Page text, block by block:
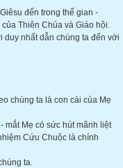
đến trong thế gian -
Thiên Chúa và Giáo hội.
duy nhất dẫn chúng ta đến với
chúng ta là con cái của Mẹ
mắt Mẹ có sức hút mãnh liệt
Cứu Chuộc là chính
ta.